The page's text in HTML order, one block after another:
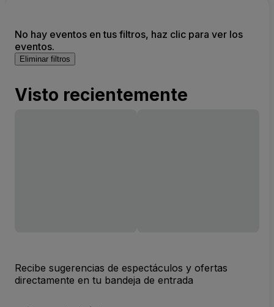
No hay eventos en tus filtros, haz clic para ver los
eventos.
Eliminar filtros
Visto recientemente
Recibe sugerencias de espectáculos y ofertas
directamente en tu bandeja de entrada